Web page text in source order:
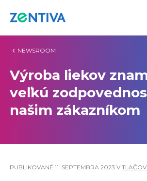
NEWSROOM
Výroba liekov
veľkú
našim zákazníkom
PUBLIKOVANÉ 11. SEPTEMBRA 2023 V